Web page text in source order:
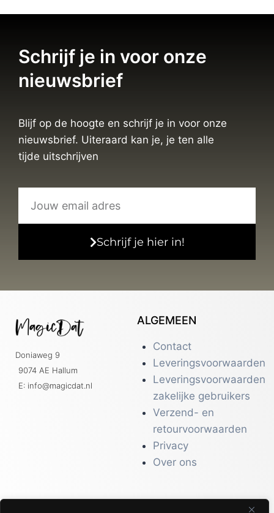
Schrijf je in voor onze
nieuwsbrief
Blijf op de hoogte en schrijf je in voor onze
nieuwsbrief. Uiteraard kan je, je ten alle
tijde uitschrijven
Schrijf je hier in!
Doniaweg 9
9074 AE Hallum
E: info@magicdat.nl
ALGEMEEN
Contact
Leveringsvoorwaarden
Leveringsvoorwaarden
zakelijke gebruikers
Verzend- en
retourvoorwaarden
Privacy
Over ons